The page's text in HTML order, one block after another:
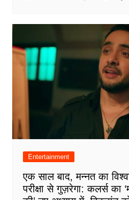
Entertainment
एक साल बाद, मन्नत का
परीक्षा से गुज़रेगा: कलर्स का